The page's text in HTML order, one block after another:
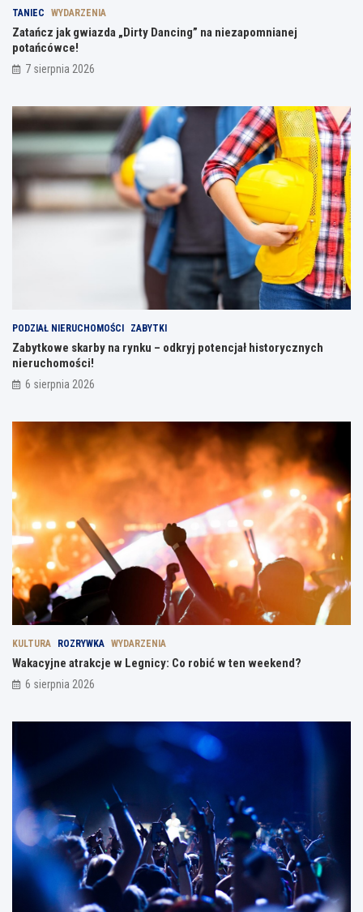
TANIEC WYDARZENIA
Zatańcz jak gwiazda „Dirty Dancing” na niezapomnianej
potańcówce!
7 sierpnia 2026
PODZIAŁ NIERUCHOMOŚCI ZABYTKI
Zabytkowe skarby na rynku – odkryj potencjał historycznych
nieruchomości!
6 sierpnia 2026
KULTURA ROZRYWKA WYDARZENIA
Wakacyjne atrakcje w Legnicy: Co robić w ten weekend?
6 sierpnia 2026